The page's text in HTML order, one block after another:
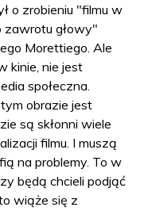
o zrobieniu "filmu w
zawrotu głowy"
Morettiego. Ale
kinie, nie jest
społeczna.
obrazie jest
są skłonni wiele
filmu. I muszą
na problemy. To w
będą chcieli podjąć
wiąże się z